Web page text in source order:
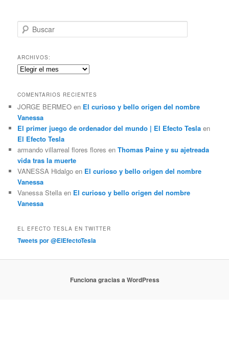
u
c
a
r
ARCHIVOS:
Archivos:
COMENTARIOS RECIENTES
JORGE BERMEO en El curioso y bello origen del nombre
Vanessa
El primer juego de ordenador del mundo | El Efecto Tesla en
El Efecto Tesla
armando villarreal flores flores enThomas Paine y su ajetreada
vida tras la muerte
VANESSA Hidalgo en El curioso y bello origen del nombre
Vanessa
Vanessa Stella en El curioso y bello origen del nombre
Vanessa
EL EFECTO TESLA EN TWITTER
Tweets por @ElEfectoTesla
Funciona gracias a WordPress